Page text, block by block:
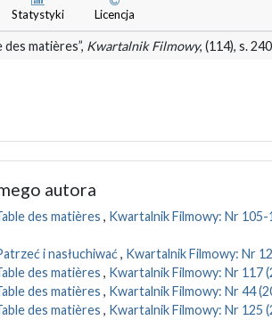
Statystyki Licencja
des matières”, Kwartalnik Filmowy, (114), s.
autora
des matières , Kwartalnik Filmowy: Nr
i nasłuchiwać, Kwartalnik Filmowy: Nr
des matières , Kwartalnik Filmowy: Nr 117
des matières , Kwartalnik Filmowy: Nr 44
des matières , Kwartalnik Filmowy: Nr 125